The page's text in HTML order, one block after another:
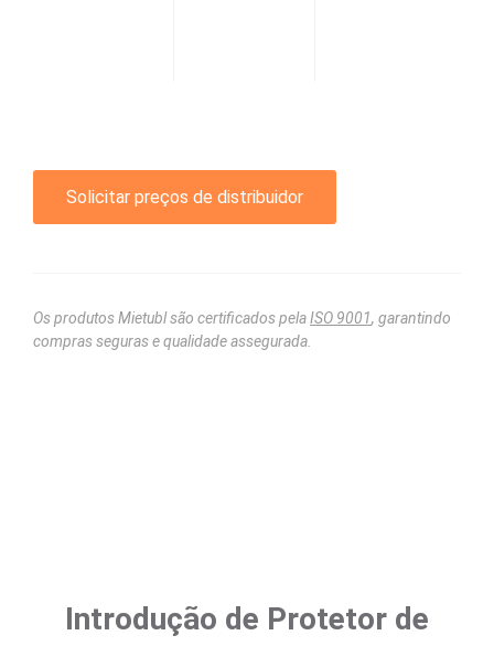
Solicitar preços de distribuidor
Os produtos Mietubl são certificados pelaISO 9001, garantindo
compras seguras e qualidade assegurada.
Introdução de Protetor de